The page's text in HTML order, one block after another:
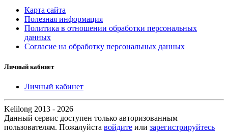
Карта сайта
Полезная информация
Политика в отношении обработки персональных
данных
Согласие на обработку персональных данных
Личный кабинет
Личный кабинет
Kelilong 2013 - 2026
Данный сервис доступен только авторизованным
пользователям. Пожалуйста войдите или зарегистрируйтесь